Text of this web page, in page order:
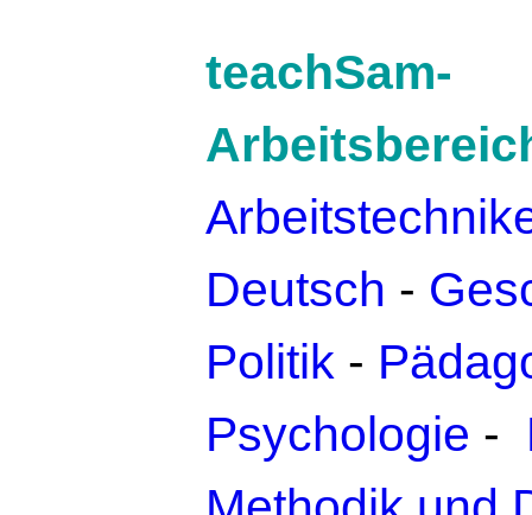
teachSam-
Deutsch -
Politik -
Psychologie -